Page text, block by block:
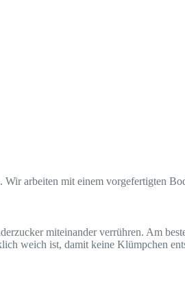
arbeiten mit einem vorgefertigten
miteinander verrühren. Am
weich ist, damit keine Klümpchen